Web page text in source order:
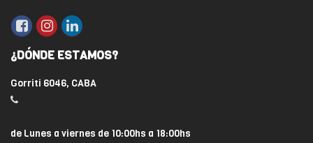
¿DÓNDE ESTAMOS?
Gorriti 6046, CABA
de Lunes a viernes de 10:00hs a 18:00hs